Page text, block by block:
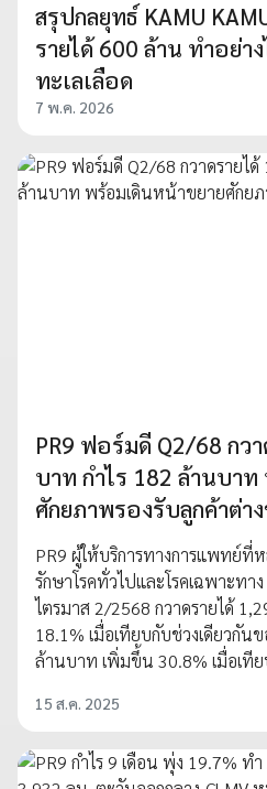
สรุปกลยุทธ์ KAMU
รายได้ 600 ล้าน ทำอย่า
ทะเลเลือด
7 พ.ค. 2026
PR9 ฟอร์มดี Q2/68 กว
บาท กำไร 182 ล้านบา
ศักยภาพรองรับลูกค้าต่า
PR9 ผู้ให้บริการทางการแพทย์ที่
รักษาโรคทั่วไปและโรคเฉพาะทา
ไตรมาส 2/2568 กวาดรายได้
18.1% เมื่อเทียบกับช่วงเดียวกัน
ล้านบาท เพิ่มขึ้น 30.8% เมื่อเที
15 ส.ค. 2025